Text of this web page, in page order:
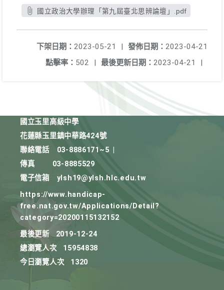
國立政治大學辦理「第九屆臺北思辨論壇」.pdf
發佈日期： 2023-04-21
下架日期： 2023-05-21
|
最後更新日期： 2023-04-21 |
點擊率： 502 |
國立玉里高級中學
花蓮縣玉里鎮中華路424號
聯絡電話
03-8886171~5
傳真
03-8885529
電子信箱
ylsh19@ylsh.hlc.edu.tw
https://www.handicap-
free.nat.gov.tw/Applications/Detail?
category=20200115132152
最後更新
2019-12-24
總瀏覽人次
15954838
今日瀏覽人次
1320